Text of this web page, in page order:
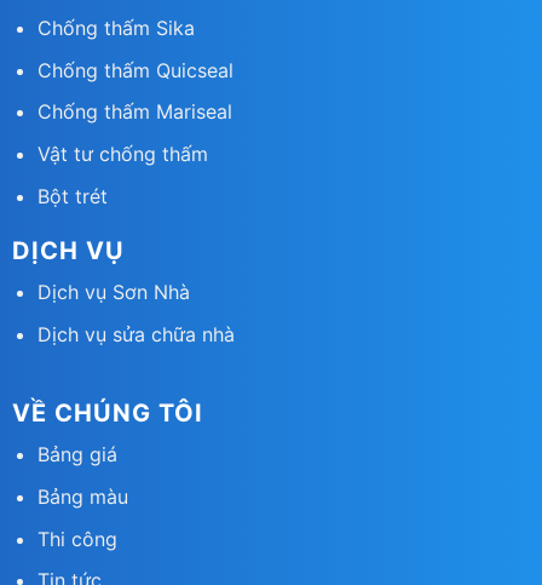
Chống thấm Sika
Chống thấm Quicseal
Chống thấm Mariseal
Vật tư chống thấm
Bột trét
DỊCH VỤ
Dịch vụ Sơn Nhà
Dịch vụ sửa chữa nhà
VỀ CHÚNG TÔI
Bảng giá
Bảng màu
Thi công